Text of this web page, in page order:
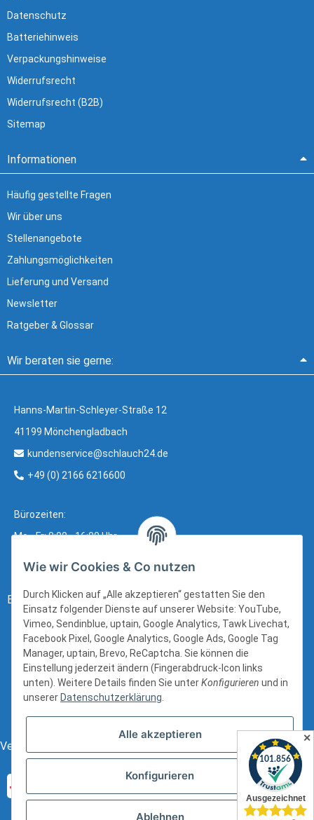
Datenschutz
Batteriehinweis
Verpackungshinweise
Widerrufsrecht
Widerrufsrecht (B2B)
Sitemap
Informationen
Häufig gestellte Fragen
Wir über uns
Stellenangebote
Zahlungsmöglichkeiten
Lieferung und Versand
Newsletter
Ratgeber & Glossar
Wir beraten sie gerne:
Hanns-Martin-Schleyer-Straße 12
41199 Mönchengladbach
kundenservice@schlauch24.de
+49 (0) 2166 6216600
Bürozeiten:
Mo - Fr: 8:00 - 16:00 Uhr
Bezahlung:
Versand:
Wie wir Cookies & Co nutzen
Durch Klicken auf „Alle akzeptieren“ gestatten Sie den
Einsatz folgender Dienste auf unserer Website: YouTube,
Vimeo, Sendinblue, uptain, Google Analytics, Tawk Livechat,
Facebook Pixel, Google Analytics, Google Ads, Google Tag
Manager, uptain, Brevo, ReCaptcha. Sie können die
Einstellung jederzeit ändern (Fingerabdruck-Icon links
unten). Weitere Details finden Sie unterKonfigurieren und in
unserer Datenschutzerklärung.
Alle akzeptieren
Konfigurieren
Ablehnen
✕